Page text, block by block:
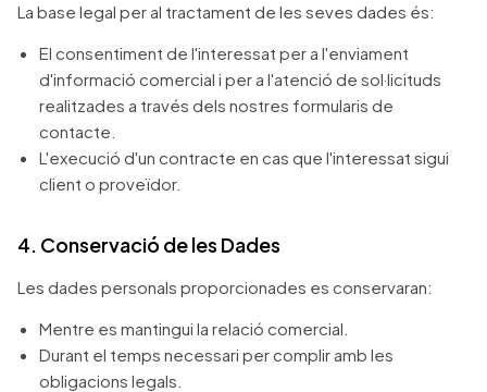
La base legal per al tractament de les seves dades és:
El consentiment de l'interessat per a l'enviament
d'informació comercial i per a l'atenció de sol·licituds
realitzades a través dels nostres formularis de
contacte.
L'execució d'un contracte en cas que l'interessat sigui
client o proveïdor.
4. Conservació de les Dades
Les dades personals proporcionades es conservaran:
Mentre es mantingui la relació comercial.
Durant el temps necessari per complir amb les
obligacions legals.